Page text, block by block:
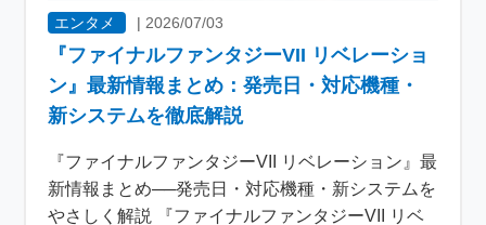
エンタメ |2026/07/03
『ファイナルファンタジーVII リベレーショ
ン』最新情報まとめ：発売日・対応機種・
新システムを徹底解説
『ファイナルファンタジーVII リベレーション』最
新情報まとめ──発売日・対応機種・新システムを
やさしく解説 『ファイナルファンタジーVII リベ